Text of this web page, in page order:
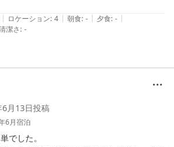
くいないが、特に困ることはなかった。
（クロームキャスト）で自分のス
を流せるので、ゆっくり過ごせた。
| ロケーション: 4 | 朝食: - | 夕食: - |
潔さ: -
月13日投稿
6月宿泊
でした。